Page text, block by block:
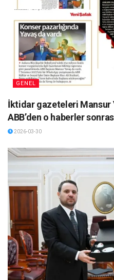
GENEL
İktidar gazeteleri Mansur
ABB’den o haberler
2026-03-30